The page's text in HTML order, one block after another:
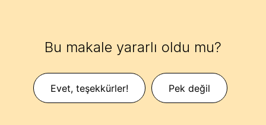
Bu makale yararlı oldu mu?
Evet, teşekkürler! Pek değil